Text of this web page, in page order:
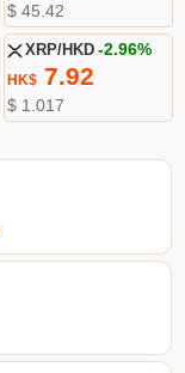
$ 45.42
XRP/HKD -2.96%
HK$7.92
$ 1.017